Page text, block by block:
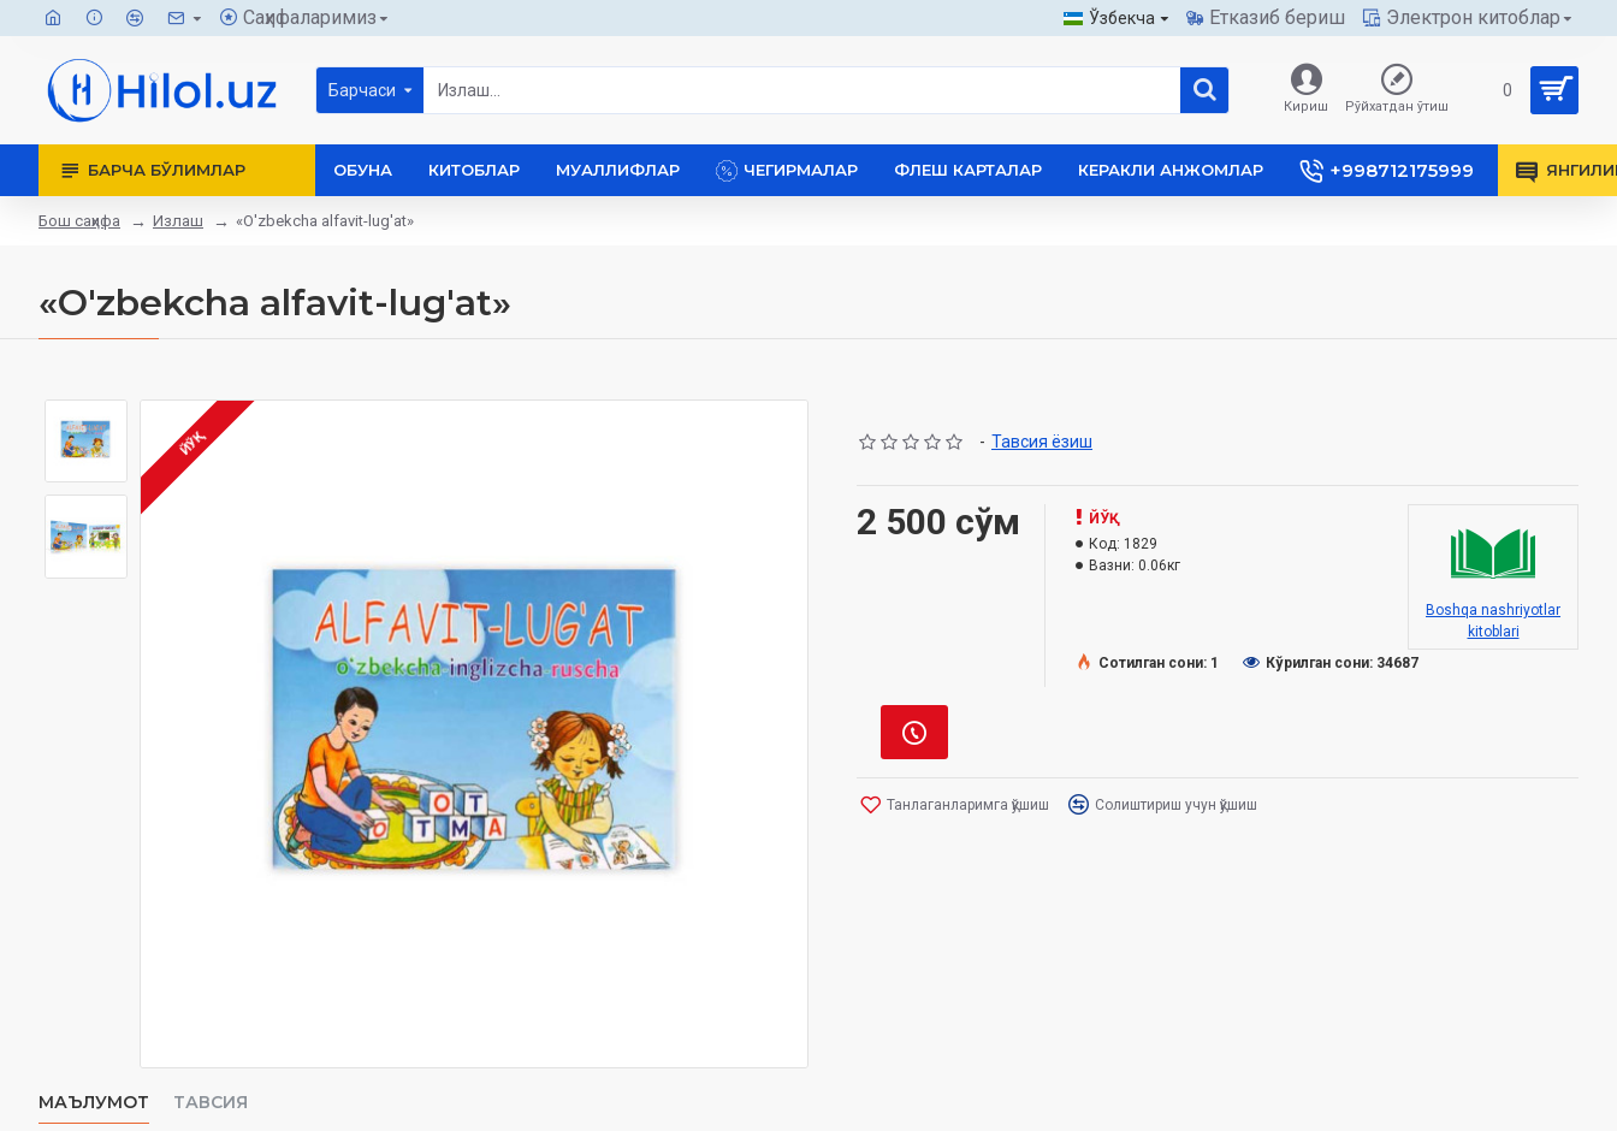
Саҳифаларимиз Ўзбекча Етказиб бериш Электрон китоблар
Барчаси
Кириш Рўйхатдан ўтиш
0
БАРЧА БЎЛИМЛАР ОБУНА КИТОБЛАР МУАЛЛИФЛАР ЧЕГИРМАЛАР ФЛЕШ КАРТАЛАР КЕРАКЛИ АНЖОМЛАР +998712175999
Бош саҳифа Излаш «O'zbekcha alfavit-lug'at»
«O'zbekcha alfavit-lug'at»
ЙЎҚ
МАЪЛУМОТ ТАВСИЯ
- Тавсия ёзиш
2 500 сўм
ЙЎҚ
Код: 1829
Вазни: 0.06кг
Boshqa nashriyotlar
kitoblari
Сотилган сони: 1
Кўрилган сони: 34687
Танлаганларимга қўшиш Солиштириш учун қўшиш